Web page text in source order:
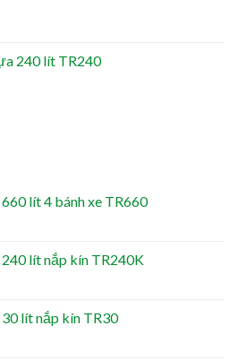
240 lít TR240
lít 4 bánh xe TR660
lít nắp kín TR240K
lít nắp kín TR30